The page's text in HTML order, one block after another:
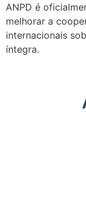
ANPD é
melhorar a
internacionais
íntegra.